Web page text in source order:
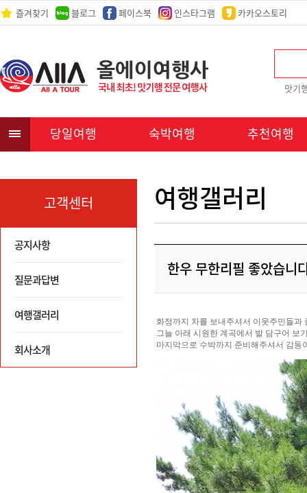
즐겨찾기 블로그 페이스북 인스타그램 카카오스토리
맛기
당일여행 숙박여행 추천여행
고객센터
공지사항
질문과답변
여행갤러리
회사소개
여행갤러리
한우 무한리필 좋았습니